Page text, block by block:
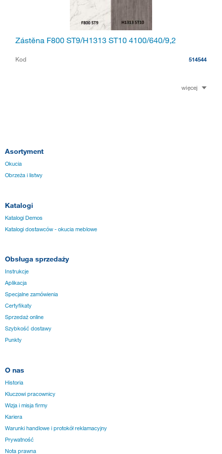
Zástěna F800 ST9/H1313 ST10 4100/640/9,2
Kod 514544
więcej
Asortyment
Okucia
Obrzeża i listwy
Katalogi
Katalogi Demos
Katalogi dostawców - okucia meblowe
Obsługa sprzedaży
Instrukcje
Aplikacja
Specjalne zamówienia
Certyfikaty
Sprzedaż online
Szybkość dostawy
Punkty
O nas
Historia
Kluczowi pracownicy
Wizja i misja firmy
Kariera
Warunki handlowe i protokół reklamacyjny
Prywatność
Nota prawna